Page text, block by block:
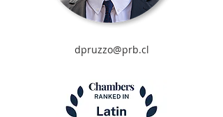
dpruzzo@prb.cl